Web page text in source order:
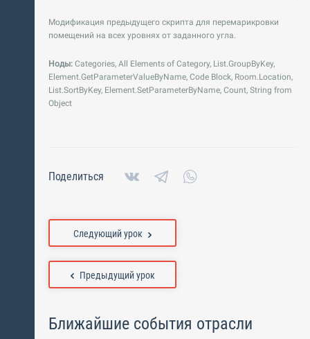
Модификация предыдущего скрипта для перемарикровки
помещений на всех уровнях от заданного угла.
Ноды: Categories, All Elements of Category, List.GroupByKey,
Element.GetParameterValueByName, Code Block, Room.Location,
List.SortByKey, Element.SetParameterByName, Count, String from
Object
Поделиться
Предыдущий урок
Следующий урок
Ближайшие события отрасли